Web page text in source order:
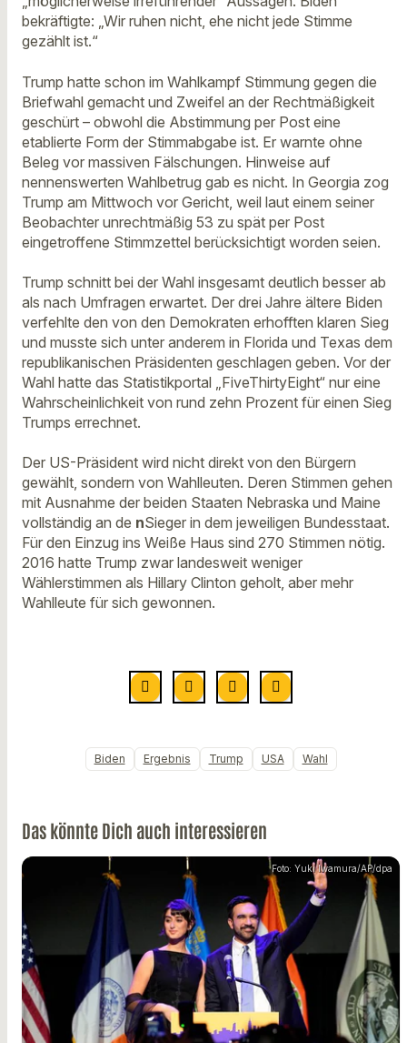
bekräftigte: „Wir ruhen nicht, ehe nicht jede Stimme
gezählt ist.“
Trump hatte schon im Wahlkampf Stimmung gegen die
Briefwahl gemacht und Zweifel an der Rechtmäßigkeit
geschürt – obwohl die Abstimmung per Post eine
etablierte Form der Stimmabgabe ist. Er warnte ohne
Beleg vor massiven Fälschungen. Hinweise auf
nennenswerten Wahlbetrug gab es nicht. In Georgia zog
Trump am Mittwoch vor Gericht, weil laut einem seiner
Beobachter unrechtmäßig 53 zu spät per Post
eingetroffene Stimmzettel berücksichtigt worden seien.
Trump schnitt bei der Wahl insgesamt deutlich besser ab
als nach Umfragen erwartet. Der drei Jahre ältere Biden
verfehlte den von den Demokraten erhofften klaren Sieg
und musste sich unter anderem in Florida und Texas dem
republikanischen Präsidenten geschlagen geben. Vor der
Wahl hatte das Statistikportal „FiveThirtyEight“ nur eine
Wahrscheinlichkeit von rund zehn Prozent für einen Sieg
Trumps errechnet.
Der US-Präsident wird nicht direkt von den Bürgern
gewählt, sondern von Wahlleuten. Deren Stimmen gehen
mit Ausnahme der beiden Staaten Nebraska und Maine
vollständig an de nSieger in dem jeweiligen Bundesstaat.
Für den Einzug ins Weiße Haus sind 270 Stimmen nötig.
2016 hatte Trump zwar landesweit weniger
Wählerstimmen als Hillary Clinton geholt, aber mehr
Wahlleute für sich gewonnen.
Biden Ergebnis Trump USA Wahl
Das könnte Dich auch interessieren
Foto: Yuki Iwamura/AP/dpa